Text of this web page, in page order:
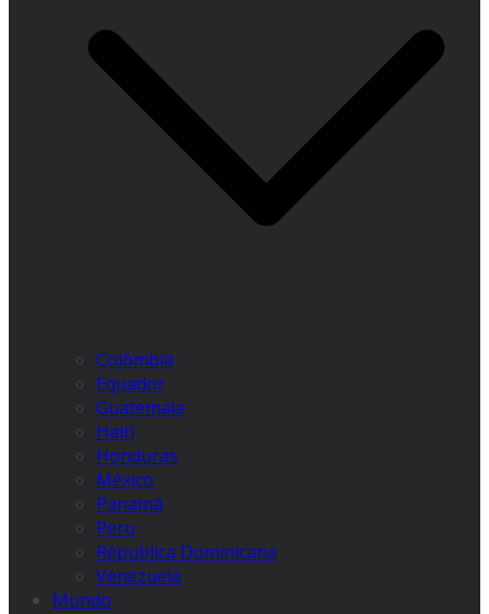
Colômbia
Equador
Guatemala
Haiti
Honduras
México
Panamá
Peru
Républica Dominicana
Venezuela
Mundo